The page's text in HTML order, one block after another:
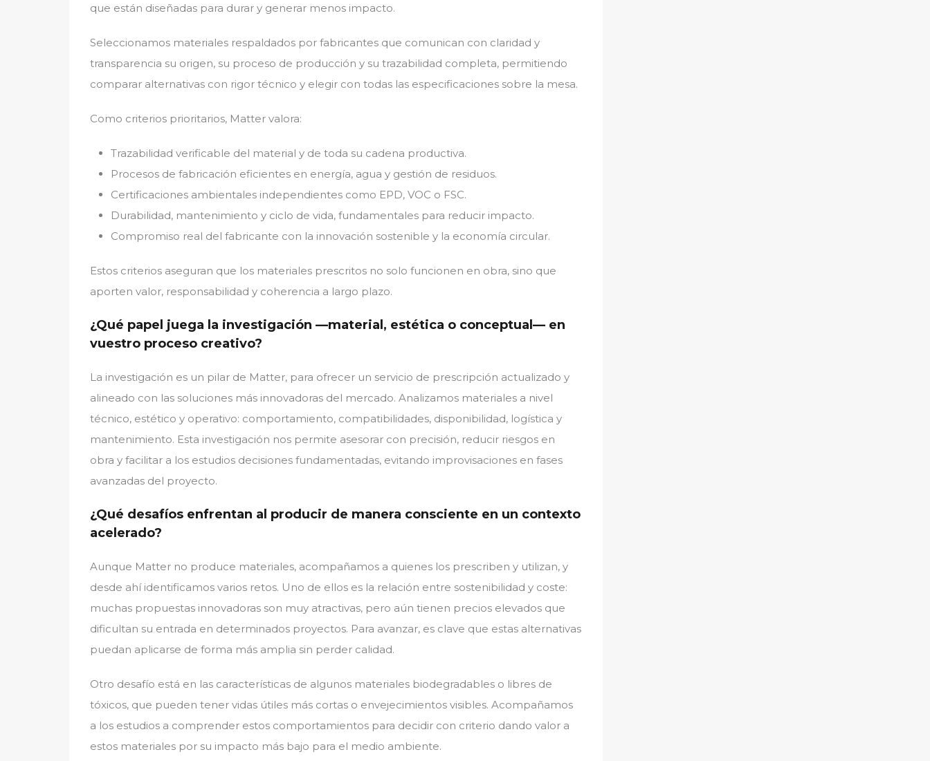
que están diseñadas para durar y generar menos impacto.
Seleccionamos materiales respaldados por fabricantes que comunican con claridad y
transparencia su origen, su proceso de producción y su trazabilidad completa, permitiendo
comparar alternativas con rigor técnico y elegir con todas las especificaciones sobre la mesa.
Como criterios prioritarios, Matter valora:
Trazabilidad verificable del material y de toda su cadena productiva.
Procesos de fabricación eficientes en energía, agua y gestión de residuos.
Certificaciones ambientales independientes como EPD, VOC o FSC.
Durabilidad, mantenimiento y ciclo de vida, fundamentales para reducir impacto.
Compromiso real del fabricante con la innovación sostenible y la economía circular.
Estos criterios aseguran que los materiales prescritos no solo funcionen en obra, sino que
aporten valor, responsabilidad y coherencia a largo plazo.
¿Qué papel juega la investigación —material, estética o conceptual— en
vuestro proceso creativo?
La investigación es un pilar de Matter, para ofrecer un servicio de prescripción actualizado y
alineado con las soluciones más innovadoras del mercado. Analizamos materiales a nivel
técnico, estético y operativo: comportamiento, compatibilidades, disponibilidad, logística y
mantenimiento. Esta investigación nos permite asesorar con precisión, reducir riesgos en
obra y facilitar a los estudios decisiones fundamentadas, evitando improvisaciones en fases
avanzadas del proyecto.
¿Qué desafíos enfrentan al producir de manera consciente en un contexto
acelerado?
Aunque Matter no produce materiales, acompañamos a quienes los prescriben y utilizan, y
desde ahí identificamos varios retos. Uno de ellos es la relación entre sostenibilidad y coste:
muchas propuestas innovadoras son muy atractivas, pero aún tienen precios elevados que
dificultan su entrada en determinados proyectos. Para avanzar, es clave que estas alternativas
puedan aplicarse de forma más amplia sin perder calidad.
Otro desafío está en las características de algunos materiales biodegradables o libres de
tóxicos, que pueden tener vidas útiles más cortas o envejecimientos visibles. Acompañamos
a los estudios a comprender estos comportamientos para decidir con criterio dando valor a
estos materiales por su impacto más bajo para el medio ambiente.